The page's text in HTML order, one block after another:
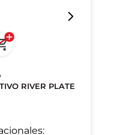
RIVER PLATE